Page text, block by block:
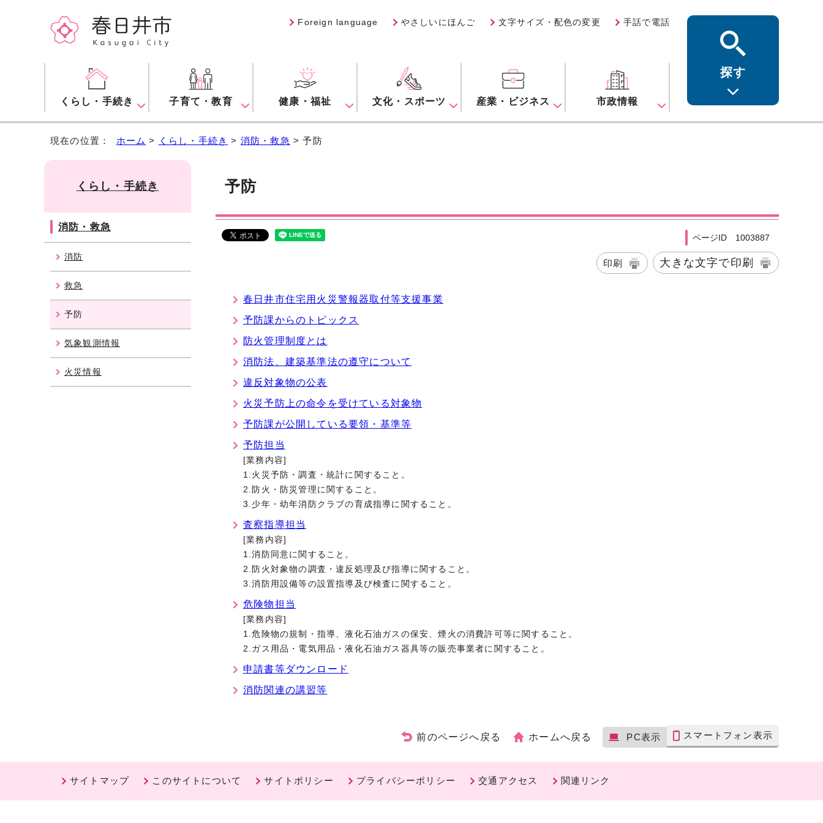
Foreign language やさしいにほんご 文字サイズ・配色の変更 手話で電話
くらし・手続き 子育て・教育 健康・福祉 文化・スポーツ 産業・ビジネス 市政情報
探す
現在の位置： ホーム > くらし・手続き > 消防・救急 > 予防
予防
ページID 1003887
印刷 大きな文字で印刷
春日井市住宅用火災警報器取付等支援事業
予防課からのトピックス
防火管理制度とは
消防法、建築基準法の遵守について
違反対象物の公表
火災予防上の命令を受けている対象物
予防課が公開している要領・基準等
予防担当
[業務内容]
1.火災予防・調査・統計に関すること。
2.防火・防災管理に関すること。
3.少年・幼年消防クラブの育成指導に関すること。
査察指導担当
[業務内容]
1.消防同意に関すること。
2.防火対象物の調査・違反処理及び指導に関すること。
3.消防用設備等の設置指導及び検査に関すること。
危険物担当
[業務内容]
1.危険物の規制・指導、液化石油ガスの保安、煙火の消費許可等に関すること。
2.ガス用品・電気用品・液化石油ガス器具等の販売事業者に関すること。
申請書等ダウンロード
消防関連の講習等
くらし・手続き
消防・救急
消防
救急
予防
気象観測情報
火災情報
前のページへ戻る ホームへ戻る PC表示 スマートフォン表示
サイトマップ このサイトについて サイトポリシー プライバシーポリシー 交通アクセス 関連リンク